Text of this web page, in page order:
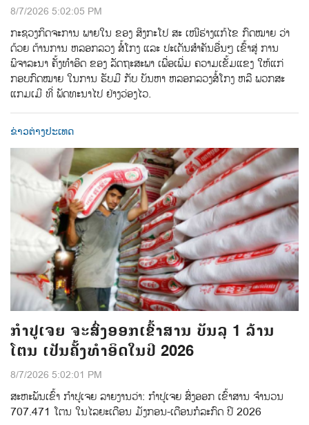
8/7/2026 5:02:05 PM
ກະຊວງກິດຈະການ ພາຍໃນ ຂອງ ສິງກະໂປ ສະ ເໜີຮ່າງແກ້ໄຂ ກົດໝາຍ ວ່າ
ດ້ວຍ ຕ້ານການ ຫລອກລວງ ສໍ້ໂກງ ແລະ ປະເດັນສຳຄັນອື່ນໆ ເຂົ້າສູ່ ການ
ພິຈາລະນາ ຄັ້ງທຳອິດ ຂອງ ລັດຖະສະພາ ເພື່ອເພີ່ມ ຄວາມເຂັ້ມແຂງ ໃຫ້ແກ່
ກອບກົດໝາຍ ໃນການ ຮັບມື ກັບ ບັນຫາ ຫລອກລວງສໍ້ໂກງ ຫລື ພວກສະ
ແກມເມີ ທີ່ ພັດທະນາໄປ ຢ່າງວ່ອງໄວ.
ຂ່າວຕ່າງປະເທດ
ກຳປູເຈຍ ຈະສົ່ງອອກເຂົ້າສານ ບັນລຸ 1 ລ້ານ
ໂຕນ ເປັນຄັ້ງທຳອິດໃນປີ 2026
8/7/2026 5:02:01 PM
ສະຫະພັນເຂົ້າ ກຳປູເຈຍ ລາຍງານວ່າ: ກໍາປູເຈຍ ສົ່ງອອກ ເຂົ້າສານ ຈຳນວນ
707.471 ໂຕນ ໃນໄລຍະເດືອນ ມັງກອນ-ເດືອນກໍລະກົດ ປີ 2026